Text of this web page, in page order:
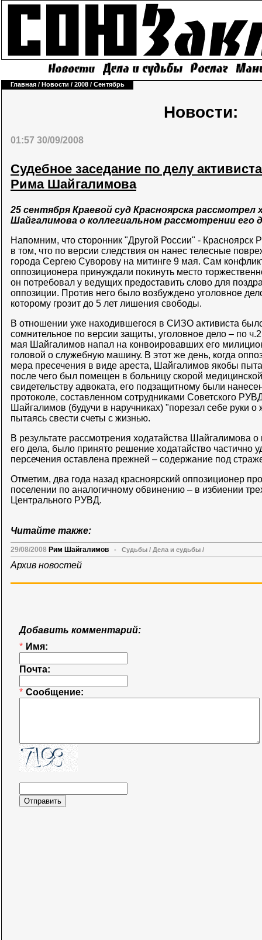
Главная / Новости / 2008 / Сентябрь
Новости:
01:57 30/09/2008
Судебное заседание по делу
Рима Шайгалимова
25 сентября Краевой суд Красноярска
Шайгалимова о коллегиальном рассмотрении его
Напомним, что сторонник "Другой России" - Красноярск
в том, что по версии следствия он нанес телесные
города Сергею Суворову на митинге 9 мая. Сам конфликт
оппозиционера принуждали покинуть место
он потребовал у ведущих предоставить слово для
оппозиции. Против него было возбуждено уголовное
которому грозит до 5 лет лишения свободы.
В отношении уже находившегося в СИЗО активиста
сомнительное по версии защиты, уголовное дело – по
мая Шайгалимов напал на конвоировавших его
головой о служебную машину. В этот же день, когда
мера пресечения в виде ареста, Шайгалимов якобы
после чего был помещен в больницу скорой
свидетельству адвоката, его подзащитному были
протоколе, составленном сотрудниками Советского
Шайгалимов (будучи в наручниках) "порезал себе руки
пытаясь свести счеты с жизнью.
В результате рассмотрения ходатайства Шайгалимова
его дела, было принято решение ходатайство частично
персечения оставлена прежней – содержание под
Отметим, два года назад красноярский оппозиционер
поселении по аналогичному обвинению – в избиении
Центрального РУВД.
Читайте также:
29/08/2008 Рим Шайгалимов - Судьбы / Дела и судьбы /
Архив новостей
Добавить комментарий:
* Имя:
Почта:
* Сообщение: